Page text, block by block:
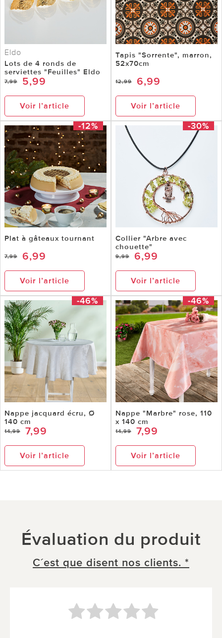
Eldo
Lots de 4 ronds de
serviettes "Feuilles" Eldo
7,99 5,99
Voir l’article
Tapis "Sorrente", marron,
52x70cm
12,99 6,99
Voir l’article
-12%
Plat à gâteaux tournant
7,99 6,99
Voir l’article
-30%
Collier "Arbre avec
chouette"
9,99 6,99
Voir l’article
-46%
Nappe jacquard écru, Ø
140 cm
14,99 7,99
Voir l’article
-46%
Nappe "Marbre" rose, 110
x 140 cm
14,99 7,99
Voir l’article
Évaluation du produit
C´est que disent nos clients. *